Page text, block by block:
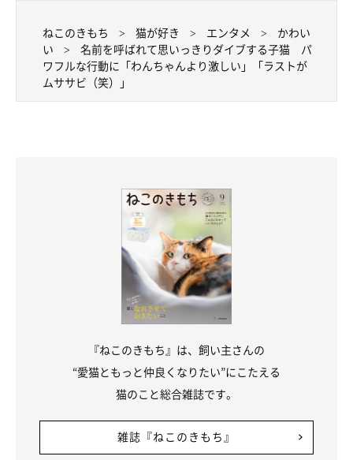
ねこのきもち 猫が好き エンタメ
かわい
い
名前を呼ばれて思いっきりダイブする子猫 パ
ワフルな行動に「わんちゃんより激しい」「ラストが
ムササビ（笑）」
『ねこのきもち』は、飼い主さんの
“愛猫ともっと仲良くなりたい”にこたえる
猫のこと総合雑誌です。
雑誌『ねこのきもち』